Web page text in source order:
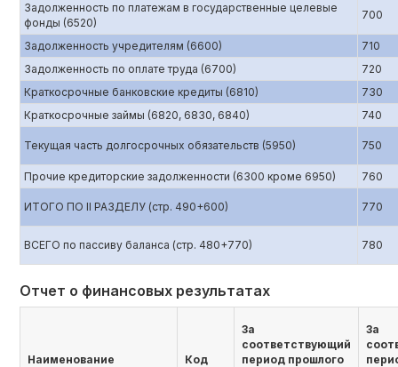
Задолженность по платежам в государственные целевые
фонды (6520)
700
Задолженность учредителям (6600)
710
Задолженность по оплате труда (6700)
720
Краткосрочные банковские кредиты (6810)
730
Краткосрочные займы (6820, 6830, 6840)
740
Текущая часть долгосрочных обязательств (5950) 750
Прочие кредиторские задолженности (6300 кроме 6950) 760
ИТОГО ПО II РАЗДЕЛУ (стр. 490+600) 770
ВСЕГО по пассиву баланса (стр. 480+770) 780
Отчет о финансовых результатах
Наименование
Код
За
соответствующий
период прошлого
За